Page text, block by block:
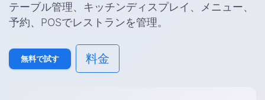
テーブル管理、キッチンディスプレイ、メニュー、
予約、POSでレストランを管理。
無料で試す 料金